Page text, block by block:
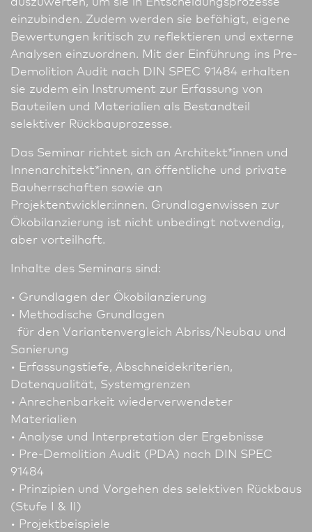
einzubinden. Zudem werden sie befähigt, eigene
Bewertungen kritisch zu reflektieren und externe
Analysen einzuordnen. Mit der Einführung ins Pre-
Demolition Audit nach DIN SPEC 91484 erhalten
sie zudem ein Instrument zur Erfassung von
Bauteilen und Materialien als Bestandteil
selektiver Rückbauprozesse.
Das Seminar richtet sich an Architekt*innen und
Innen­architekt*innen, an öffentliche und private
Bauherrschaften sowie an
Projektentwickler:innen. Grundlagenwissen zur
Ökobilanzierung ist nicht unbedingt notwendig,
aber vorteilhaft.
Inhalte des Seminars sind:
• Grundlagen der Ökobilanzierung
• Methodische Grundlagen
für den Variantenvergleich Abriss/Neu­bau und
Sanierung
• Erfassungstiefe, Abschneidekriterien,
Datenqualität, Systemgrenzen
• Anrechenbarkeit wiederverwendeter
Materialien
• Analyse und Interpretation der Ergebnisse
• Pre-Demolition Audit (PDA) nach DIN SPEC
91484
• Prinzipien und Vorgehen des selektiven Rückbaus
(Stufe I & II)
• Projektbeispiele